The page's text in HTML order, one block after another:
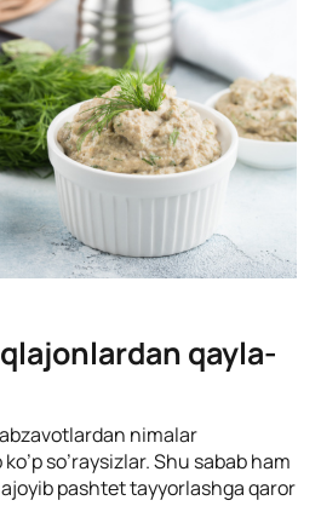
qayla-
nimalar
so’raysizlar. Shu sabab ham
pashtet tayyorlashga qaror